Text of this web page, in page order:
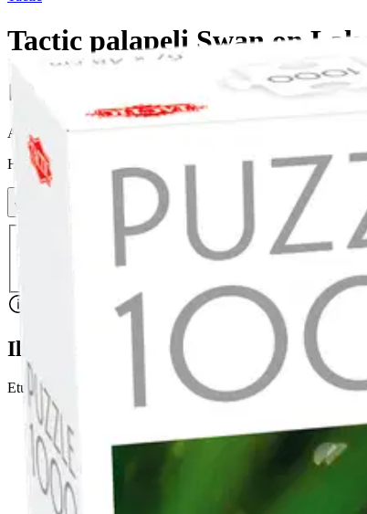
Tactic palapeli Swan on
Asiakasomistajahinta
Hinta ilman S-Etukorttia:
12,95 €
Verkkokaupan hinta
Valitse toimitustapa
Toimitus
Ilmainen toimitus yli 100 €:n
Etu ei koske Suuri‑lisäpalvelulla toimitettavia tuotteita.
Tarkista myymäläsaatavuus